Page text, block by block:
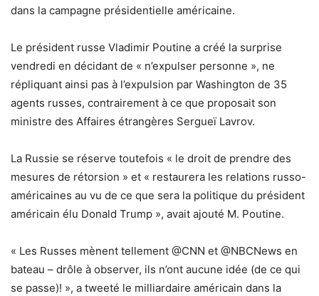
dans la campagne présidentielle américaine.
Le président russe Vladimir Poutine a créé la surprise
vendredi en décidant de « n’expulser personne », ne
répliquant ainsi pas à l’expulsion par Washington de 35
agents russes, contrairement à ce que proposait son
ministre des Affaires étrangères Sergueï Lavrov.
La Russie se réserve toutefois « le droit de prendre des
mesures de rétorsion » et « restaurera les relations russo-
américaines au vu de ce que sera la politique du président
américain élu Donald Trump », avait ajouté M. Poutine.
« Les Russes mènent tellement @CNN et @NBCNews en
bateau – drôle à observer, ils n’ont aucune idée (de ce qui
se passe)! », a tweeté le milliardaire américain dans la